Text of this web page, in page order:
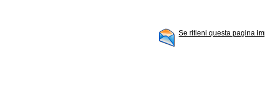
Se ritieni questa pagina